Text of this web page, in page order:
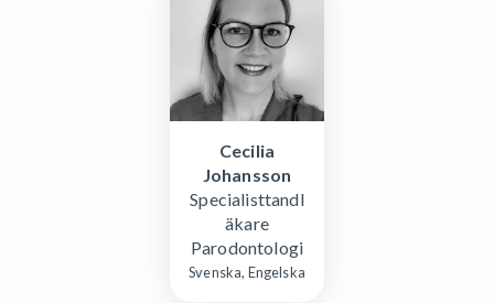
Cecilia
Johansson
Specialisttandl
äkare
Parodontologi
Svenska, Engelska